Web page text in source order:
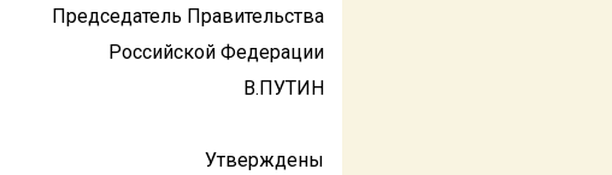
Председатель Правительства
Российской Федерации
В.ПУТИН
Утверждены